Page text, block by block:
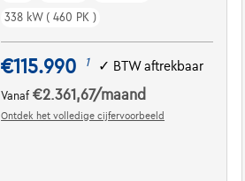
338 kW ( 460 PK )
€115.990 1 ✓ BTW aftrekbaar
Vanaf€2.361,67/maand
Ontdek het volledige cijfervoorbeeld